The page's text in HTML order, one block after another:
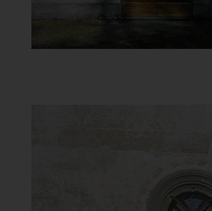
Carmine in Cigno
Oculo sopra il portale